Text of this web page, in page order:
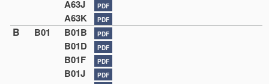
A63J PDF
A63K PDF
B B01 B01B PDF
B01D PDF
B01F PDF
B01J PDF